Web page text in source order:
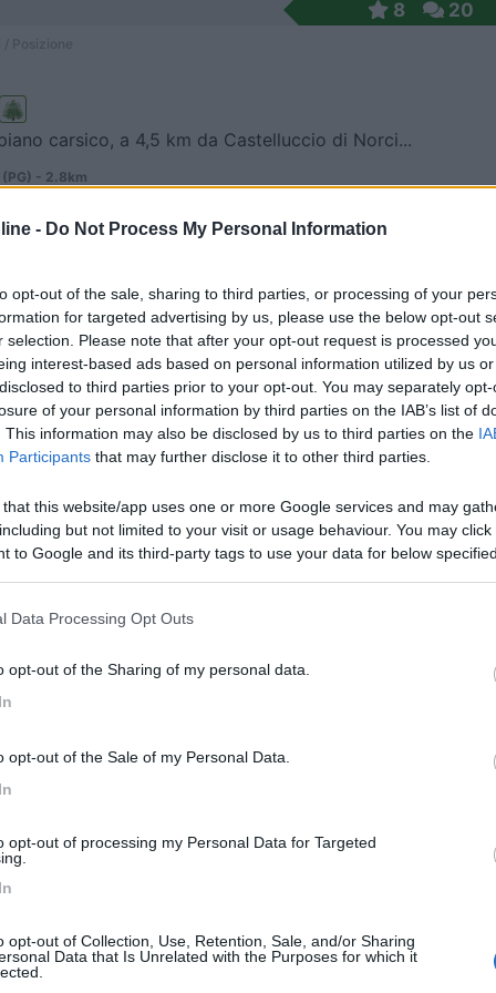
- Do Not Process My Personal Information
opt-out of the sale, sharing to third parties, or processing of your
for targeted advertising by us, please use the below opt-out
selection. Please note that after your opt-out request is processed
interest-based ads based on personal information utilized by us
to third parties prior to your opt-out. You may separately
of your personal information by third parties on the IAB’s list of
This information may also be disclosed by us to third parties on the
Participants that may further disclose it to other third parties.
that this website/app uses one or more Google services and may
but not limited to your visit or usage behaviour. You may
to Google and its third-party tags to use your data for below
Data Processing Opt Outs
opt-out of the Sharing of my personal data.
opt-out of the Sale of my Personal Data.
opt-out of processing my Personal Data for Targeted
opt-out of Collection, Use, Retention, Sale, and/or Sharing
Data that Is Unrelated with the Purposes for which it
8 20
carsico, a 4,5 km da Castelluccio di Norci...
- 2.8km
del ristorante La Baita e degli impianti di ri...
Sul Nera (MC) - 4.5km
136
sosta camper
/ Posizione
comunale dispone di 29 posti camper gratuiti,...
di Corveto snc - Località Nocelleto
Posizione
del Parco dei Monti Sibillini, a 500 m dal ce...
sul Nera (MC) - 8.2km
8,9